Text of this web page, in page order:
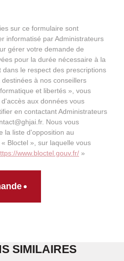
sur ce formulaire sont
informatisé par Administrateurs
gérer votre demande de
pour la durée nécessaire à la
le respect des prescriptions
à nos conseillers
et libertés », vous
aux données vous
en contactant Administrateurs
Nous vous
la liste d'opposition au
Bloctel », sur laquelle vous
www.bloctel.gouv.fr/ »
SIMILAIRES